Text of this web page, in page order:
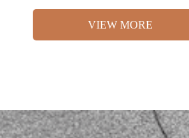
VIEW MORE